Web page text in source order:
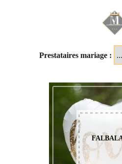
Prestataires mariage :